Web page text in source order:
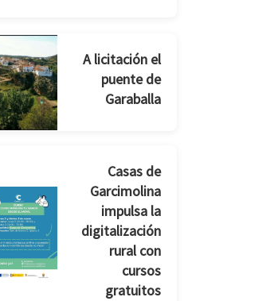
A licitación el
puente de
Garaballa
Casas de
Garcimolina
impulsa la
digitalización
rural con
cursos
gratuitos